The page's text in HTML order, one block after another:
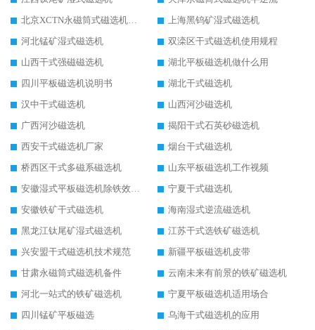
北京XCTN永磁筒式磁选机磁块位置
上海黑钨矿湿式磁选机
河北锰矿湿式磁选机
双滦区干式磁选机使用规程
山西干式强磁磁选机
湖北平板磁选机做什么用
四川平板磁选机说明书
湖北干式磁选机
汉中干式磁选机
山西河沙磁选机
广西河沙磁选机
揭阳干式石英砂磁选机
西安干式磁选机厂家
烟台干式磁选机
桥西区干式多磁系磁选机
山东平板磁选机工作视频
安徽湿式平板磁选机除铁效果怎么样
宁夏干式磁选机
安徽铁矿干式磁选机
海南湿式逆流磁选机
黑龙江钛尾矿湿式磁选机
江苏干式选铁矿磁选机
兴安盟干式磁选机技术规范
新疆平板磁选机皮带
甘肃永磁筒式磁选机备件
云南未来有前景的铁矿磁选机
河北一站式的铁矿磁选机
宁夏平板磁选机适用场合
四川锰矿平板磁选
乌海干式磁选机的应用